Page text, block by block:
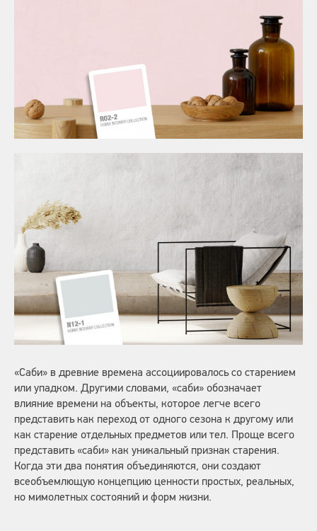
«Саби» в древние времена ассоциировалось со старением
или упадком. Другими словами, «саби» обозначает
влияние времени на объекты, которое легче всего
представить как переход от одного сезона к другому или
как старение отдельных предметов или тел. Проще всего
представить «саби» как уникальный признак старения.
Когда эти два понятия объединяются, они создают
всеобъемлющую концепцию ценности простых, реальных,
но мимолетных состояний и форм жизни.